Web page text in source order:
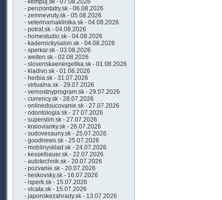
- kempuj.sk - 07.08.2026
- penziontatry.sk - 06.08.2026
- zemnevruty.sk - 05.08.2026
- veterinarnaklinika.sk - 04.08.2026
- potrat.sk - 04.08.2026
- homestudio.sk - 04.08.2026
- kadernickysalon.sk - 04.08.2026
- sperkar.sk - 03.08.2026
- welten.sk - 02.08.2026
- slovenskaenergetika.sk - 01.08.2026
- kladivo.sk - 01.08.2026
- herbia.sk - 31.07.2026
- virtualna.sk - 29.07.2026
- vernostnyprogram.sk - 29.07.2026
- currency.sk - 28.07.2026
- onlinedoucovanie.sk - 27.07.2026
- odontologia.sk - 27.07.2026
- superslim.sk - 27.07.2026
- kralovianky.sk - 26.07.2026
- sudovesauny.sk - 25.07.2026
- goodnews.sk - 25.07.2026
- mobilnysklad.sk - 24.07.2026
- kesselbauer.sk - 22.07.2026
- autotechnik.sk - 20.07.2026
- pozvanie.sk - 20.07.2026
- lieskovsky.sk - 16.07.2026
- isperk.sk - 15.07.2026
- vlcata.sk - 15.07.2026
- japonskezahrady.sk - 13.07.2026